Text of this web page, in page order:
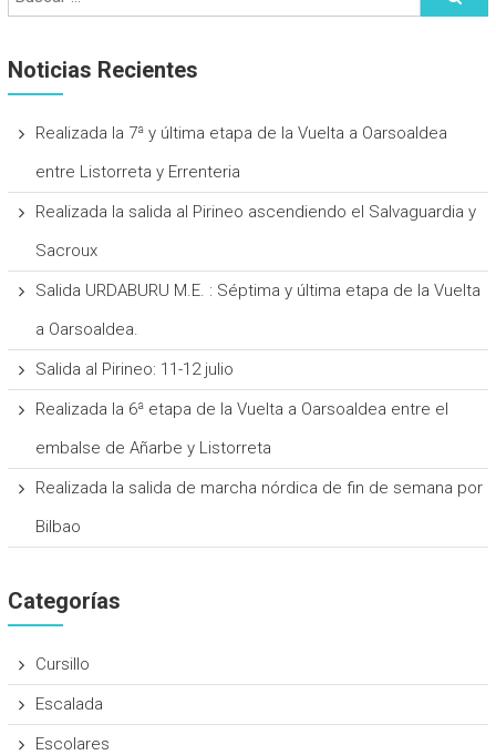
Noticias Recientes
Realizada la 7ª y última etapa de la Vuelta a Oarsoaldea
entre Listorreta y Errenteria
Realizada la salida al Pirineo ascendiendo el Salvaguardia y
Sacroux
Salida URDABURU M.E. : Séptima y última etapa de la Vuelta
a Oarsoaldea.
Salida al Pirineo: 11-12 julio
Realizada la 6ª etapa de la Vuelta a Oarsoaldea entre el
embalse de Añarbe y Listorreta
Realizada la salida de marcha nórdica de fin de semana por
Bilbao
Categorías
Cursillo
Escalada
Escolares